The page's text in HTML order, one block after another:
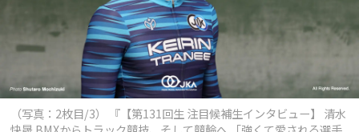
（写真：2枚目/3） 『【第131回生 注目候補生インタビュー】 清水